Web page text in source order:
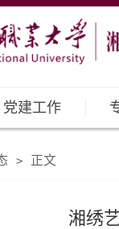
党建工作
> 正文
湘绣